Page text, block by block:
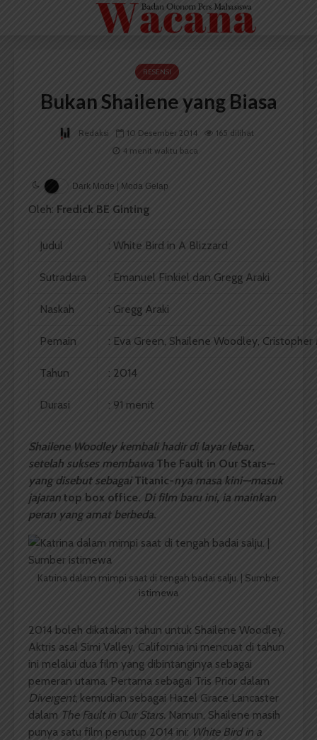
RESENSI
Bukan Shailene yang Biasa
Redaksi 10 Desember 2014
165 dilihat
4 menit waktu baca
Dark Mode | Moda Gelap
Oleh: Fredick BE Ginting
Judul : White Bird in A Blizzard
Sutradara : Emanuel Finkiel dan Gregg Araki
Naskah : Gregg Araki
Pemain : Eva Green, Shailene Woodley,
Tahun : 2014
Durasi : 91 menit
Shailene Woodley kembali hadir di layar lebar,
setelah sukses membawa The Fault in Our Stars—
yang disebut sebagai Titanic-nya masa kini—masuk
jajaran top box office. Di film baru ini, ia mainkan
peran yang amat berbeda.
Katrina dalam mimpi saat di tengah badai salju. | Sumber
istimewa
2014 boleh dikatakan tahun untuk Shailene Woodley.
Aktris asal Simi Valley, California ini mencuat di tahun
ini melalui dua film yang dibintanginya sebagai
pemeran utama. Pertama sebagai Tris Prior dalam
Divergent, kemudian sebagai Hazel Grace Lancaster
dalam The Fault in Our Stars. Namun, Shailene masih
punya satu film penutup 2014 ini: White Bird in a